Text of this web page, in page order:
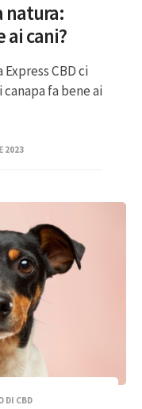
natura:
ai cani?
CBD ci
fa bene ai
2023
DI CBD